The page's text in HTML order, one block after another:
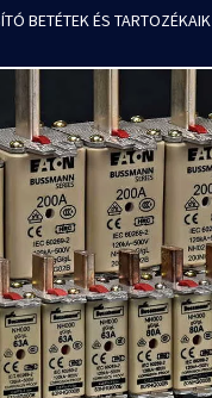
BETÉTEK ÉS TARTOZÉKAIK